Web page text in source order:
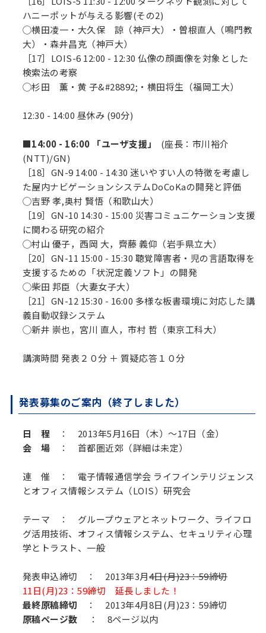
ハニーポットが与える影響(その2)
◯横田凌一・大久保 諒（神戸大）・曽根直人（鳴門教
大）・森井昌克（神戸大）
［17］LOIS-6 12:00 - 12:30 仏像の顔画像を対象とした
検索法の考察
◯杉田 薫・黄 子&#28892;・横田将生（福岡工大）
12:30 - 14:00 昼休み (90分)
■14:00 - 16:00 「ユーザ支援」
(座長：市川裕介
(NTT)/GN)
［18］GN-9 14:00 - 14:30 迷いやすい人の特徴を考慮し
た屋内ナビゲーションシステムDoCoKaの開発と評価
◯吉野 孝,奥村 賢悟（和歌山大）
［19］GN-10 14:30 - 15:00 災害コミュニケーション支援
に関わる研究の紹介
◯村山 優子，西岡 大，齊藤 義仰（岩手県立大）
［20］GN-11 15:00 - 15:30 聴覚障害者・児の言語取得を
支援するための「状況定義ソフト」の開発
◯柴田 邦臣（大妻女子大）
［21］GN-12 15:30 - 16:00 多様な板書環境に対応した講
義自動収録システム
◯新井 崇也，宮川 直人，市村 哲（東京工科大）
講演時間 発表２０分 ＋ 質疑応答１０分
発表募集のご案内（終了しました）
日 程 ： 2013年5月16日（木）～17日（金）
会 場 ： 首都圏近郊（詳細は未定）
連 催 ： 電子情報通信学会 ライフインテリジェンス
とオフィス情報システム（LOIS）研究会
テーマ ： グループウェアとネットワーク、ライフロ
グ活用技術、オフィス情報システム、セキュリティ心理
学とトラスト、一般
発表申込締切 ： 2013年3月4日(月)23：59締切
11日(月)23：59締切 延長しました！
最終原稿締切 ： 2013年4月8日(月)23：59締切
原稿ページ数 ： 8ページ以内